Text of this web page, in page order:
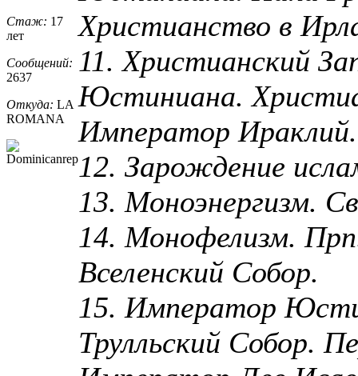
Стаж: 17
лет
Сообщений:
2637
Откуда: LA
ROMANA
Христианство в
11. Христианский
Юстиниана.
Император
12. Зарождение
13. Моноэнергизм.
14. Монофелизм.
Вселенский Собор.
15. Император
Трулльский Собор.